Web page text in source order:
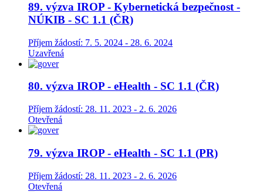
89. výzva IROP - Kybernetická bezpečnost -
NÚKIB - SC 1.1 (ČR)
Příjem žádostí: 7. 5. 2024 - 28. 6. 2024
Uzavřená
80. výzva IROP - eHealth - SC 1.1 (ČR)
Příjem žádostí: 28. 11. 2023 - 2. 6. 2026
Otevřená
79. výzva IROP - eHealth - SC 1.1 (PR)
Příjem žádostí: 28. 11. 2023 - 2. 6. 2026
Otevřená